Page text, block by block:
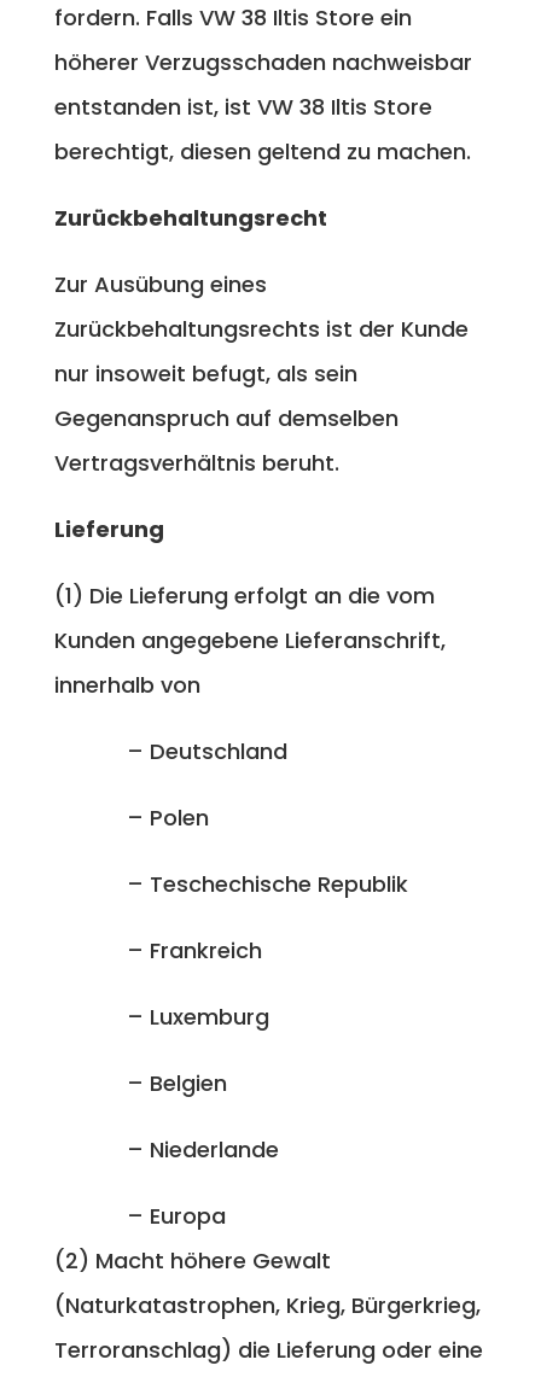
fordern. Falls VW 38 Iltis Store ein
höherer Verzugsschaden nachweisbar
entstanden ist, ist VW 38 Iltis Store
berechtigt, diesen geltend zu machen.
Zurückbehaltungsrecht
Zur Ausübung eines
Zurückbehaltungsrechts ist der Kunde
nur insoweit befugt, als sein
Gegenanspruch auf demselben
Vertragsverhältnis beruht.
Lieferung
(1) Die Lieferung erfolgt an die vom
Kunden angegebene Lieferanschrift,
innerhalb von
– Deutschland
– Polen
– Teschechische Republik
– Frankreich
– Luxemburg
– Belgien
– Niederlande
– Europa
(2) Macht höhere Gewalt
(Naturkatastrophen, Krieg, Bürgerkrieg,
Terroranschlag) die Lieferung oder eine